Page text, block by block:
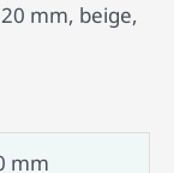
mm, beige,
mm